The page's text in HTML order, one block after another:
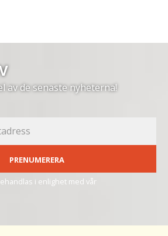
av de senaste nyheterna!
PRENUMERERA
i enlighet med vår